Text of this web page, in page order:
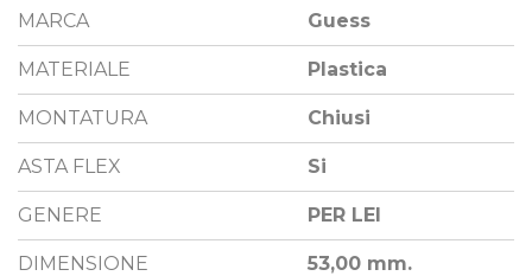
MARCA Guess
MATERIALE Plastica
MONTATURA Chiusi
ASTA FLEX Si
GENERE PER LEI
DIMENSIONE 53,00 mm.